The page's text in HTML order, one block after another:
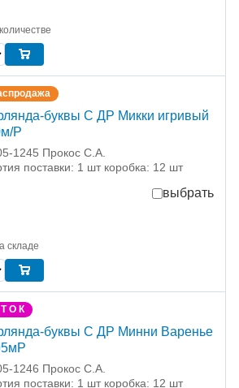
буквы С ДР Микки игривый
Р
1245 Прокос С.А.
поставки: 1 шт коробка: 12 шт
выбрать
складе
О К
буквы С ДР Минни Варенье
1246 Прокос С.А.
поставки: 1 шт коробка: 12 шт